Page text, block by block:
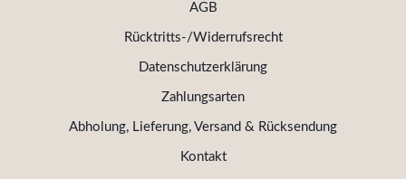
AGB
Rücktritts-/Widerrufsrecht
Datenschutzerklärung
Zahlungsarten
Abholung, Lieferung, Versand & Rücksendung
Kontakt